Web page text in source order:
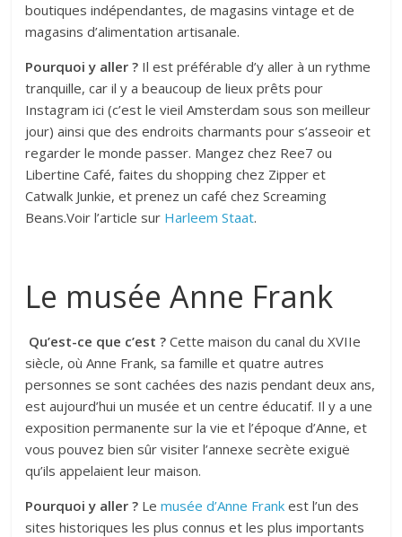
boutiques indépendantes, de magasins vintage et de
magasins d’alimentation artisanale.
Pourquoi y aller ? Il est préférable d’y aller à un rythme
tranquille, car il y a beaucoup de lieux prêts pour
Instagram ici (c’est le vieil Amsterdam sous son meilleur
jour) ainsi que des endroits charmants pour s’asseoir et
regarder le monde passer. Mangez chez Ree7 ou
Libertine Café, faites du shopping chez Zipper et
Catwalk Junkie, et prenez un café chez Screaming
Beans.Voir l’article sur Harleem Staat.
Le musée Anne Frank
Qu’est-ce que c’est ? Cette maison du canal du XVIIe
siècle, où Anne Frank, sa famille et quatre autres
personnes se sont cachées des nazis pendant deux ans,
est aujourd’hui un musée et un centre éducatif. Il y a une
exposition permanente sur la vie et l’époque d’Anne, et
vous pouvez bien sûr visiter l’annexe secrète exiguë
qu’ils appelaient leur maison.
Pourquoi y aller ? Lemusée d’Anne Frank est l’un des
sites historiques les plus connus et les plus importants